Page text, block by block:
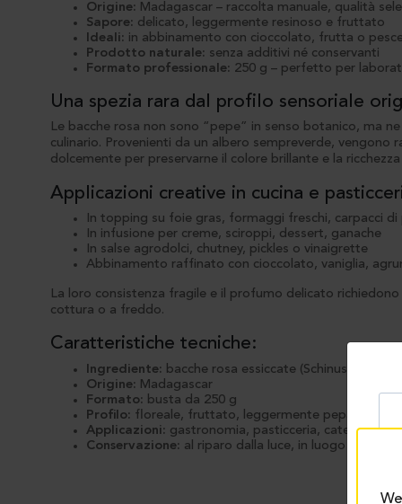
Origine: Madagascar – raccolta manuale, qualità
Sapore: delicato, leggermente resinoso e fruttato
Ideali: in abbinamento con cioccolato, frutta o
Prodotto naturale: senza additivi né conservanti
Formato professionale: 250 g – perfetto per
Una spezia rara dal profilo sensoriale
Le bacche rosa non sono “pepe” in senso botanico, ma
culinario. Provenienti da un albero sempreverde, vengono
dolcemente per preservarne il colore brillante e la
Applicazioni creative in cucina e
In topping su foie gras, formaggi freschi, carpacci di
In infusione per creme, sciroppi, dessert, ganache
In salse agrodolci, chutney, pickles o vinaigrette
Abbinamento raffinato con cioccolato, vaniglia,
La loro consistenza fragile e il profumo delicato
cottura o a freddo.
Caratteristiche tecniche:
Ingrediente: bacche rosa essiccate (Schinus
Origine: Madagascar
Formato: busta da 250 g
Profilo: floreale, fruttato, leggermente pepato
Applicazioni: gastronomia, pasticceria, catering,
Conservazione: al riparo dalla luce, in luogo asciutto